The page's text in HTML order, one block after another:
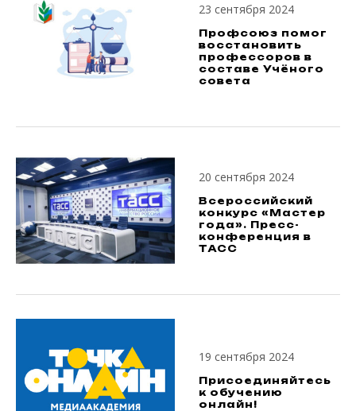
23 сентября 2024
Профсоюз помог
восстановить
профессоров в
составе Учёного
совета
20 сентября 2024
Всероссийский
конкурс «Мастер
года». Пресс-
конференция в
ТАСС
19 сентября 2024
Присоединяйтесь
к обучению
онлайн!